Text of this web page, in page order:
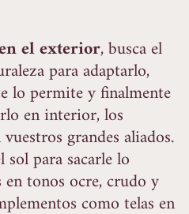
el exterior, busca el
para adaptarlo,
lo permite y finalmente
en interior, los
grandes aliados.
para sacarle lo
tonos ocre, crudo y
como telas en